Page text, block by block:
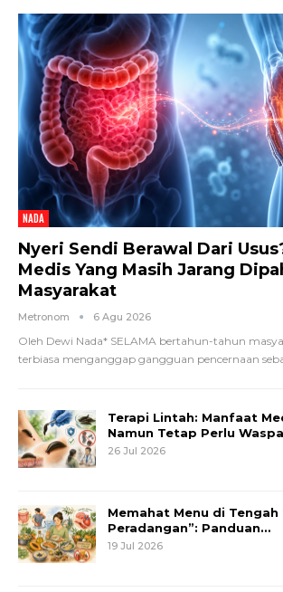
NADA
Nyeri Sendi Berawal Dari
Medis Yang Masih Jarang
Masyarakat
Metronom 6 Agu 2026
Oleh Dewi Nada* SELAMA bertahun-tahun
terbiasa menganggap gangguan pencernaan
Terapi Lintah: Manfaat
Namun Tetap Perlu
26 Jul 2026
Memahat Menu di Tengah
Peradangan”: Panduan…
19 Jul 2026